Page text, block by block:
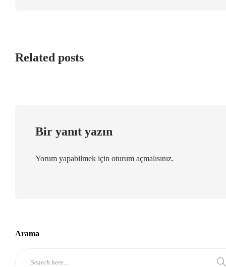
Related posts
Bir yanıt yazın
Yorum yapabilmek için oturum açmalısınız.
Arama